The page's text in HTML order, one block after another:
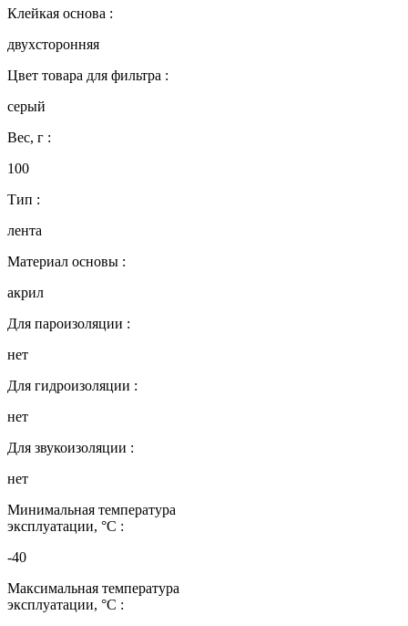
Клейкая основа :
двухсторонняя
Цвет товара для фильтра :
серый
Вес, г :
100
Тип :
лента
Материал основы :
акрил
Для пароизоляции :
нет
Для гидроизоляции :
нет
Для звукоизоляции :
нет
Минимальная температура
эксплуатации, °C :
-40
Максимальная температура
эксплуатации, °C :